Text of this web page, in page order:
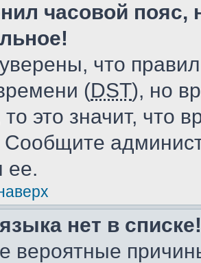
часовой пояс,
что
(DST), но
это значит, что
Сообщите
ее.
нет в списке!
вероятные